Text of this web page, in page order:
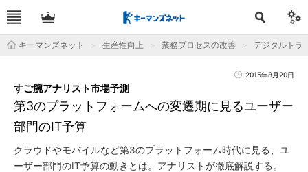
キーマンズネット 生産性向上 業務プロセスの改善 デジタルトラ
2015年8月20日
第3のプラットフォームへの変遷期に見るユーザー
部門のIT予算
すご腕アナリスト市場予測
クラウドやモバイルなど第3のプラットフォーム時代に見る、ユ
ーザー部門のIT予算の動きとは。アナリストが徹底解説する。